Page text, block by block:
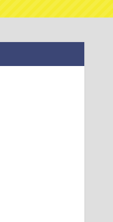
長就任へ
」はこれまで…
で先行配信へ
ように無抵抗だっ
道改革連合 裏切る